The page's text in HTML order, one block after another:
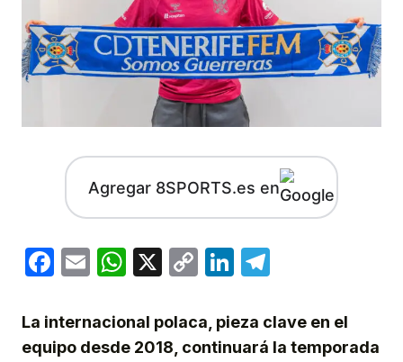
Agregar 8SPORTS.es en
Facebook
EmailWhatsApp
X
CopyLinkedIn
La internacional polaca, pieza clave en el
equipo desde 2018, continuará la temporada